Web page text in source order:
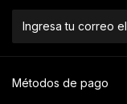
Métodos de pago